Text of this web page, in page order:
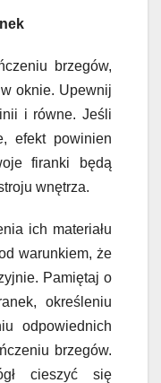
brzegów,
oknie. Upewnij
i równe. Jeśli
efekt powinien
firanki będą
wnętrza.
ich materiału
warunkiem, że
Pamiętaj o
określeniu
odpowiednich
brzegów.
cieszyć się